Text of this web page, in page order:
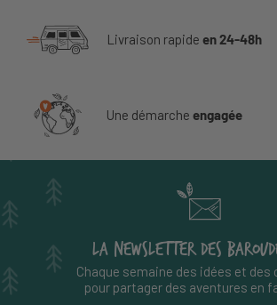
Livraison rapide en 24-48h
Une démarche engagée
LA NEWSLETTER DES
Chaque semaine des idées et des
pour partager des aventures en